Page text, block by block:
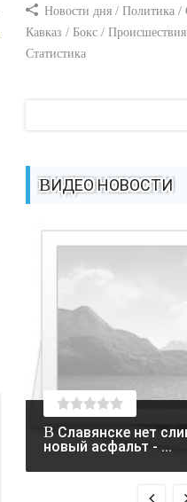
Новости дня / Политика
Кавказ / Бокс /
Статистика
ВИДЕО НОВОСТИ
В Славянске нет слив, зато есть
новый асфальт - ...